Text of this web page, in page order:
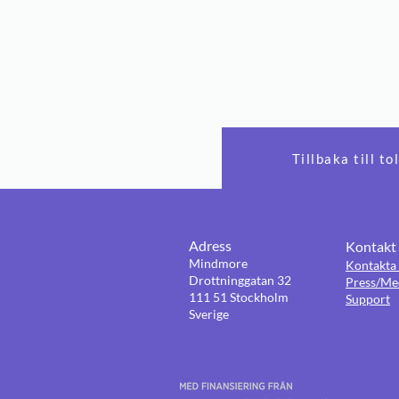
Tillbaka till
Adress
Mindmore
Drottninggatan 32
111 51 Stockholm
Sverige
Kontakt
Kontakta
Press/
Support